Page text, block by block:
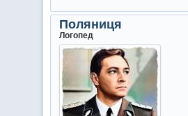
Поляниця
Логопед